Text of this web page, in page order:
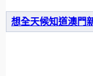
想全天候知道澳門